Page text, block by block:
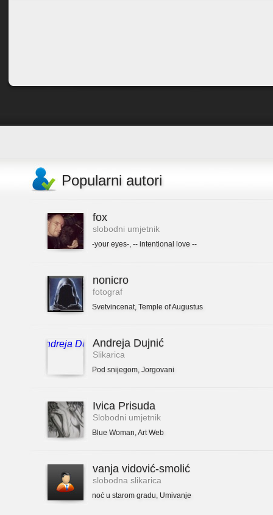
Popularni autori
fox
slobodni umjetnik
-your eyes-, -- intentional love --
nonicro
fotograf
Svetvincenat, Temple of Augustus
Andreja Dujnić
Slikarica
Pod snijegom, Jorgovani
Ivica Prisuda
Slobodni umjetnik
Blue Woman,Art Web
vanja vidović-smolić
slobodna slikarica
noć u starom gradu, Umivanje